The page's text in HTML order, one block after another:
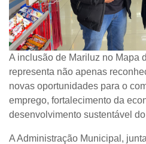
A inclusão de Mariluz no Mapa
representa não apenas
novas oportunidades para o
emprego, fortalecimento da
desenvolvimento sustentável
A Administração Municipal,